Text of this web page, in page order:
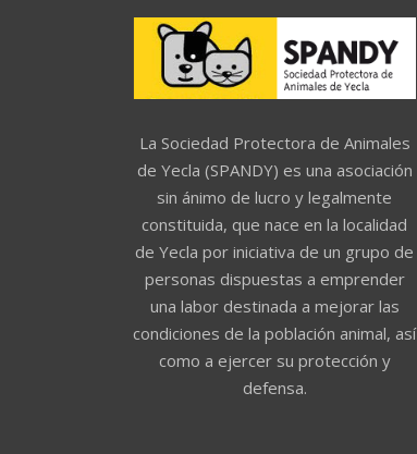
La Sociedad Protectora de Animales
de Yecla (SPANDY) es una asociación
sin ánimo de lucro y legalmente
constituida, que nace en la localidad
de Yecla por iniciativa de un grupo de
personas dispuestas a emprender
una labor destinada a mejorar las
condiciones de la población animal, así
como a ejercer su protección y
defensa.